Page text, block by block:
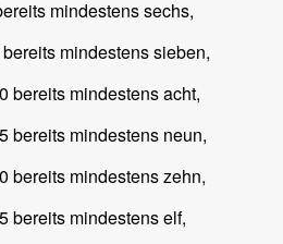
mindestens sechs,
mindestens sieben,
bereits mindestens acht,
bereits mindestens neun,
bereits mindestens zehn,
bereits mindestens elf,